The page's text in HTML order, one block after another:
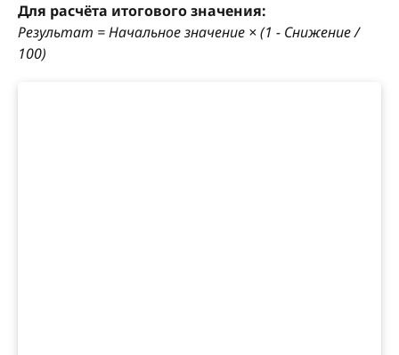
Для расчёта итогового значения:
Результат = Начальное значение × (1 − Снижение /
100)